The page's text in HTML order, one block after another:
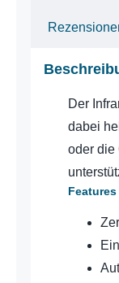
Der
dabei
oder die
Features